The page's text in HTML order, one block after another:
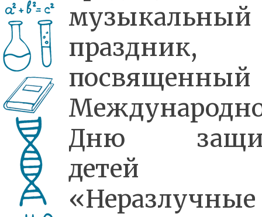
музыкальный
праздник,
посвященный
Дню
детей
«Неразлучные